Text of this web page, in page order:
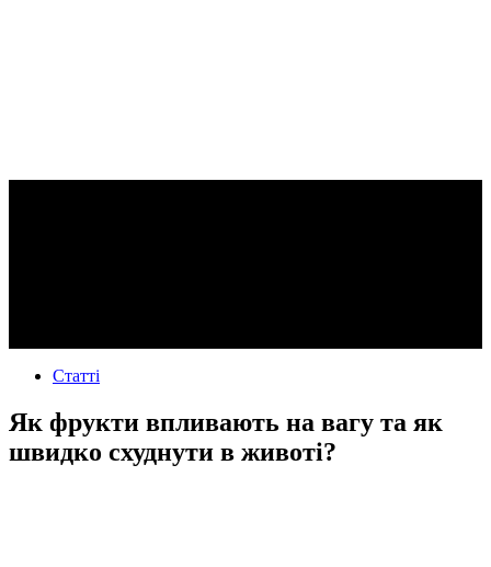
Статті
Як фрукти впливають на вагу та як
швидко схуднути в животі?